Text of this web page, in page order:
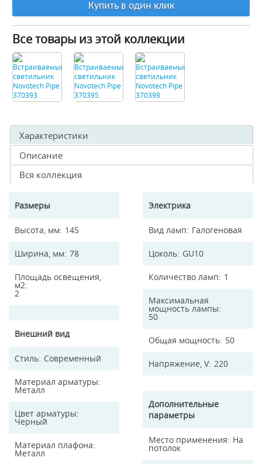
Купить в один клик
Все товары из этой коллекции
Характеристики
Описание
Вся коллекция
Размеры
Высота, мм 145
Ширина, мм 78
Площадь освещения,
м2
2
Внешний вид
Стиль Современный
Материал арматуры
Металл
Цвет арматуры
Черный
Материал плафона
Металл
Электрика
Вид ламп Галогеновая
Цоколь GU10
Количество ламп 1
Максимальная
мощность лампы
50
Общая мощность 50
Напряжение, V 220
Дополнительные
параметры
Место применения На
потолок